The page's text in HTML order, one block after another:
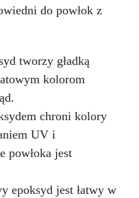
do powłok z
tworzy gładką
kolorom
chroni kolory
UV i
powłoka jest
epoksyd jest łatwy w